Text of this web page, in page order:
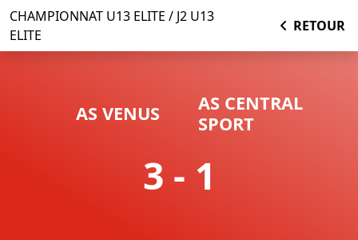
CHAMPIONNAT U13 ELITE / J2 U13
ELITE
RETOUR
AS VENUS
AS CENTRAL
SPORT
3 - 1